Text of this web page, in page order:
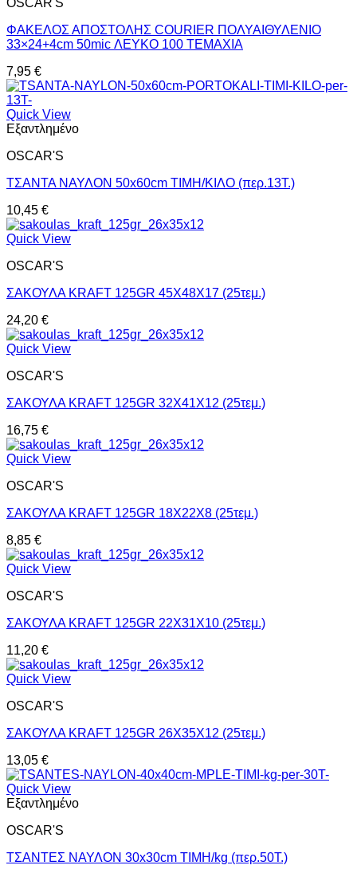
OSCAR'S
ΦΑΚΕΛΟΣ ΑΠΟΣΤΟΛΗΣ COURIER ΠΟΛΥΑΙΘΥΛΕΝΙΟ
33×24+4cm 50mic ΛΕΥΚΟ 100 ΤΕΜΑΧΙΑ
7,95 €
Quick View
Εξαντλημένο
OSCAR'S
ΤΣΑΝΤΑ ΝΑΥΛΟΝ 50x60cm ΤΙΜΗ/ΚΙΛΟ (περ.13Τ.)
10,45 €
Quick View
OSCAR'S
ΣΑΚΟΥΛΑ ΚRΑFΤ 125GR 45Χ48Χ17 (25τεμ.)
24,20 €
Quick View
OSCAR'S
ΣΑΚΟΥΛΑ ΚRΑFΤ 125GR 32Χ41Χ12 (25τεμ.)
16,75 €
Quick View
OSCAR'S
ΣΑΚΟΥΛΑ ΚRΑFΤ 125GR 18Χ22Χ8 (25τεμ.)
8,85 €
Quick View
OSCAR'S
ΣΑΚΟΥΛΑ ΚRΑFΤ 125GR 22Χ31Χ10 (25τεμ.)
11,20 €
Quick View
OSCAR'S
ΣΑΚΟΥΛΑ ΚRΑFΤ 125GR 26Χ35Χ12 (25τεμ.)
13,05 €
Quick View
Εξαντλημένο
OSCAR'S
ΤΣΑΝΤΕΣ ΝΑΥΛΟΝ 30x30cm ΤΙΜΗ/kg (περ.50Τ.)